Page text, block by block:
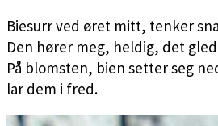
Biesurr ved øret mitt, tenker
Den hører meg, heldig, det
På blomsten, bien setter seg
lar dem i fred.